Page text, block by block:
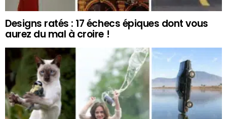
Designs ratés : 17 échecs épiques dont vous
aurez du mal à croire !